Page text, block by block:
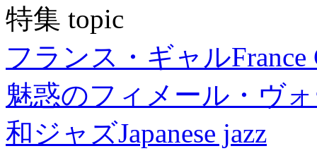
特集 topic
フランス・ギャルFrance
魅惑のフィメール・ヴ
和ジャズJapanese jazz